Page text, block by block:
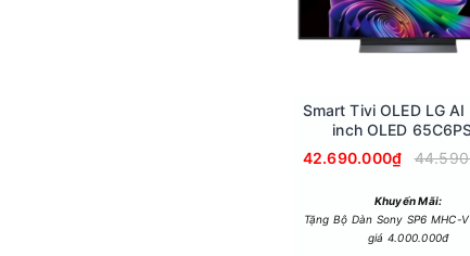
lượng giặt lên đến 25 kg, máy thích hợp cho gia đình trên 7
Smart Tivi OLED LG
inch OLED
42.690.000₫
Khuyến Mãi:
Tặng Bộ Dàn Sony SP6 MHC-
giá 4.000.000đ